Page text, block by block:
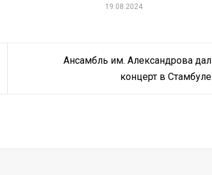
19.08.2024
Ансамбль им. Александрова дал
концерт в Стамбуле